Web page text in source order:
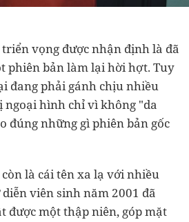
vọng được nhận định là đã
phiên bản làm lại hời hợt. Tuy
đang phải gánh chịu nhiều
ngoại hình chỉ vì không "da
đúng những gì phiên bản gốc
là cái tên xa lạ với nhiều
viên sinh năm 2001 đã
được một thập niên, góp mặt